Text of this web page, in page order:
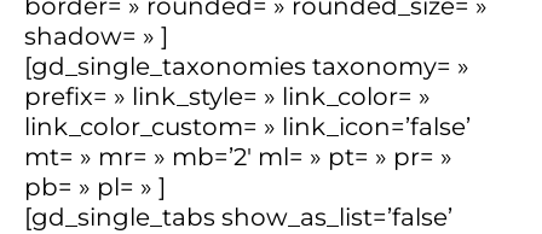
border= » rounded= » rounded_size= »
shadow= » ]
[gd_single_taxonomies taxonomy= »
prefix= » link_style= » link_color= »
link_color_custom= » link_icon=’false’
mt= » mr= » mb=’2′ ml= » pt= » pr= »
pb= » pl= » ]
[gd_single_tabs show_as_list=’false’